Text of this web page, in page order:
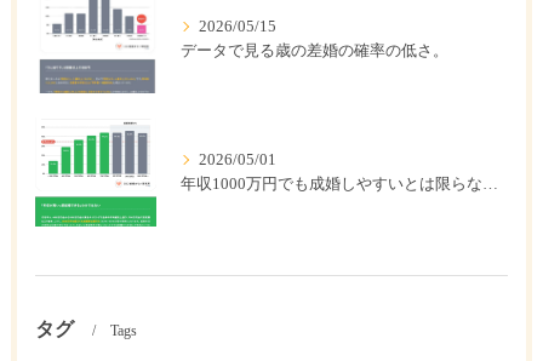
2026/05/15
データで見る歳の差婚の確率の低さ。
2026/05/01
年収1000万円でも成婚しやすいとは限らない? 「年収帯別の成婚率」のリアル
タグ Tags